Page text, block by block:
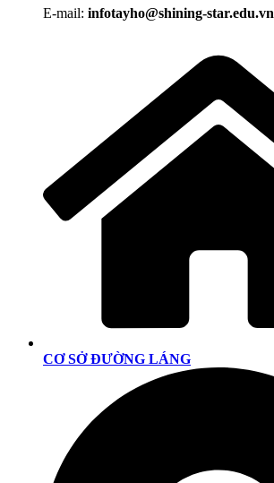
E-mail: infotayho@shining-star.edu.vn
CƠ SỞ ĐƯỜNG LÁNG